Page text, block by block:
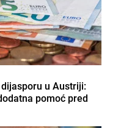
u Austriji:
pomoć pred